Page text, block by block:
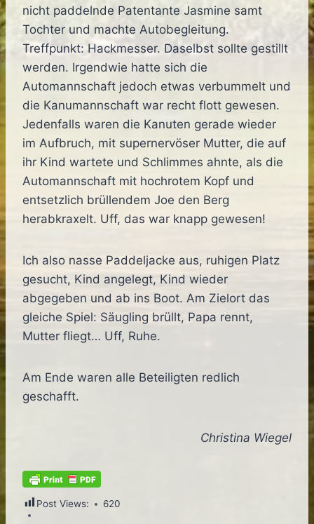
nicht paddelnde Patentante Jasmine samt
Tochter und machte Autobegleitung.
Treffpunkt: Hackmesser. Daselbst sollte gestillt
werden. Irgendwie hatte sich die
Automannschaft jedoch etwas verbummelt und
die Kanumannschaft war recht flott gewesen.
Jedenfalls waren die Kanuten gerade wieder
im Aufbruch, mit supernervöser Mutter, die auf
ihr Kind wartete und Schlimmes ahnte, als die
Automannschaft mit hochrotem Kopf und
entsetzlich brüllendem Joe den Berg
herabkraxelt. Uff, das war knapp gewesen!
Ich also nasse Paddeljacke aus, ruhigen Platz
gesucht, Kind angelegt, Kind wieder
abgegeben und ab ins Boot. Am Zielort das
gleiche Spiel: Säugling brüllt, Papa rennt,
Mutter fliegt… Uff, Ruhe.
Am Ende waren alle Beteiligten redlich
geschafft.
Christina Wiegel
Post Views: 620